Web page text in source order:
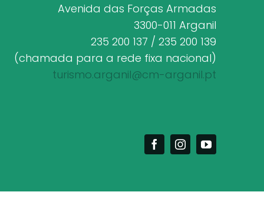
Avenida das Forças Armadas
3300-011 Arganil
235 200 137 / 235 200 139
(chamada para a rede fixa nacional)
turismo.arganil@cm-arganil.pt